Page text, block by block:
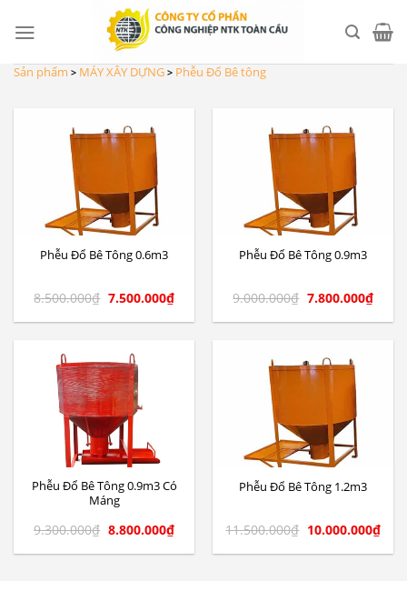
content
Sản phẩm > MÁY XÂY DỰNG > Phễu Đổ Bê tông
Phễu Đổ Bê Tông 0.6m3
8.500.000₫ 7.500.000₫
Phễu Đổ Bê Tông 0.9m3
9.000.000₫ 7.800.000₫
Phễu Đổ Bê Tông 0.9m3 Có
Máng
9.300.000₫ 8.800.000₫
Phễu Đổ Bê Tông 1.2m3
11.500.000₫ 10.000.000₫